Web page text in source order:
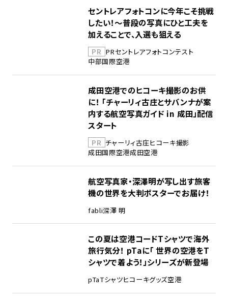
セントレアフォトコンに今年こそ挑戦
したい！～普段の写真にひと工夫を
加えることで、入選も狙える
PR PRセントレアフォトコンテスト
中部国際空港
成田空港でのヒコーキ撮影のお供
に！ 「チャーリィ古庄とサバンナが案
内する航空写真ガイド in 成田」配信
スタート
PR チャーリィ古庄ヒコーキ撮影
成田国際空港成田空港
航空写真家・深澤明が写し出す旅客
機の世界を大判ポスターでお届け！
fabli深澤 明
この夏は空港コードTシャツで海外
旅行気分！ pTaに「 世界の空港をT
シャツで着よう！」シリーズが新登場
pTaTシャツヒコーキグッズ空港